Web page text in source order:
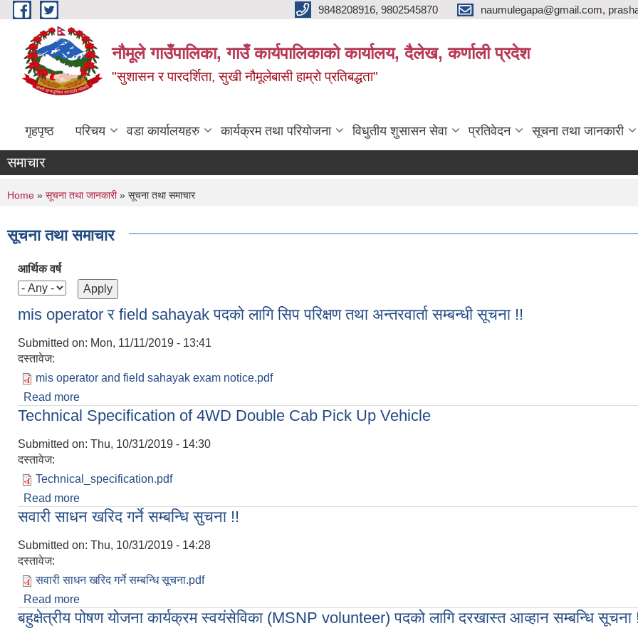
Skip to main content 9848208916, 9802545870 naumulegapa@gmail.com,
नौमूले गाउँपालिका, गाउँ कार्यपालिकाको कार्यालय, दैलेख, कर्णाली प्रदेश
"सुशासन र पारदर्शिता, सुखी नौमूलेबासी हाम्रो प्रतिबद्धता"
गृहपृष्ठ परिचय वडा कार्यालयहरु कार्यक्रम तथा परियोजना विधुतीय शुसासन सेवा प्रतिवेदन सूचना तथा जानकारी
समाचार
You are here
Home » सूचना तथा जानकारी» सूचना तथा समाचार
सूचना तथा समाचार
आर्थिक वर्ष
mis operator र field sahayak पदको लागि सिप परिक्षण तथा अन्तरवार्ता सम्बन्धी सूचना !!
Submitted on: Mon, 11/11/2019 - 13:41
दस्तावेज:
mis operator and field sahayak exam notice.pdf
Read more
Technical Specification of 4WD Double Cab Pick Up Vehicle
Submitted on: Thu, 10/31/2019 - 14:30
दस्तावेज:
Technical_specification.pdf
Read more
सवारी साधन खरिद गर्ने सम्बन्धि सुचना !!
Submitted on: Thu, 10/31/2019 - 14:28
दस्तावेज:
सवारी साधन खरिद गर्ने सम्बन्धि सूचना.pdf
Read more
बहुक्षेत्रीय पोषण योजना कार्यक्रम स्वयंसेविका (MSNP volunteer) पदको लागि दरखास्त आव्हान सम्बन्धि सूचना